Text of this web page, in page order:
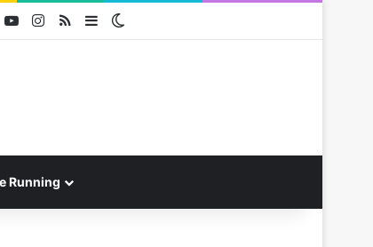
YouTubeInstagram
RSS Sidebar
Running